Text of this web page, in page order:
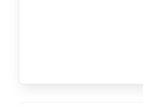
schtetl (1)